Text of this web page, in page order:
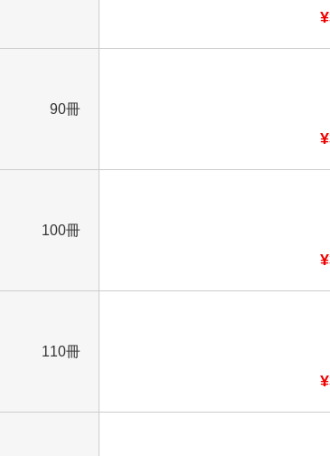
90冊
100冊
110冊